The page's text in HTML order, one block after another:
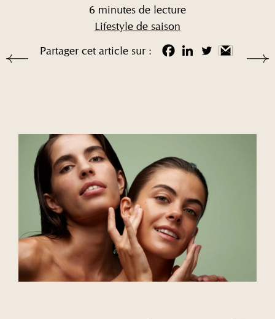
6 minutes de lecture
Lifestyle de saison
Partager cet article sur :